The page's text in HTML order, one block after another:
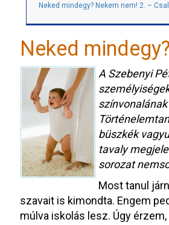
Neked mindegy? Nekem nem! 2. –
Neked
A Szebenyi
büszkék
tavaly
sorozat
Most tanul
szavait is kimondta. Engem
múlva iskolás lesz. Úgy